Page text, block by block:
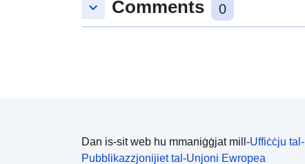
keyboard_arrow_down Comments 0
Dan is-sit web hu mmaniġġjat mill-Uffiċċju tal-
Pubblikazzjonijiet tal-Unjoni Ewropea